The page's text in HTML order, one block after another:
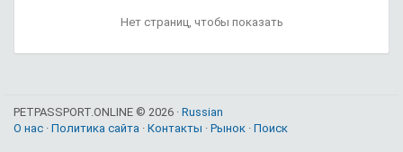
Нет страниц, чтобы показать
PETPASSPORT.ONLINE © 2026 · Russian
О нас · Политика сайта · Контакты · Рынок · Поиск